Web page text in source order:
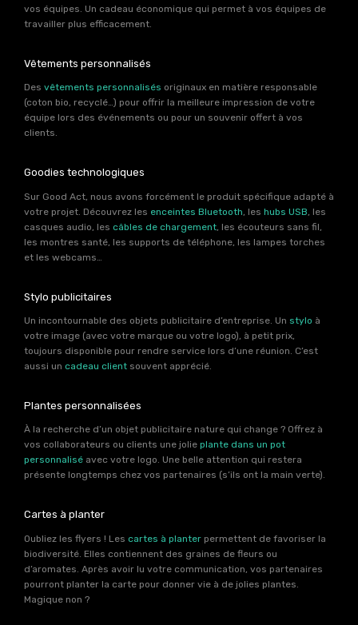
vos équipes. Un cadeau économique qui permet à vos équipes de
travailler plus efficacement.
Vêtements personnalisés
Des vêtements personnalisés originaux en matière responsable
(coton bio, recyclé…) pour offrir la meilleure impression de votre
équipe lors des événements ou pour un souvenir offert à vos
clients.
Goodies technologiques
Sur Good Act, nous avons forcément le produit spécifique adapté à
votre projet. Découvrez les enceintes Bluetooth , les hubs USB , les
casques audio, les câbles de chargement , les écouteurs sans fil,
les montres santé, les supports de téléphone, les lampes torches
et les webcams…
Stylo publicitaires
Un incontournable des objets publicitaire d’entreprise. Un stylo à
votre image (avec votre marque ou votre logo), à petit prix,
toujours disponible pour rendre service lors d’une réunion. C’est
aussi un cadeau client souvent apprécié.
Plantes personnalisées
À la recherche d’un objet publicitaire nature qui change ? Offrez à
vos collaborateurs ou clients une jolie plante dans un pot
personnalisé avec votre logo. Une belle attention qui restera
présente longtemps chez vos partenaires (s’ils ont la main verte).
Cartes à planter
Oubliez les flyers ! Les cartes à planter permettent de favoriser la
biodiversité. Elles contiennent des graines de fleurs ou
d’aromates. Après avoir lu votre communication, vos partenaires
pourront planter la carte pour donner vie à de jolies plantes.
Magique non ?